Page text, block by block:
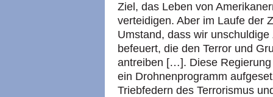
Ziel, das Leben von
verteidigen. Aber im Laufe der
Umstand, dass wir
befeuert, die den Terror und
antreiben […]. Diese
ein Drohnenprogramm
Triebfedern des Terrorismus